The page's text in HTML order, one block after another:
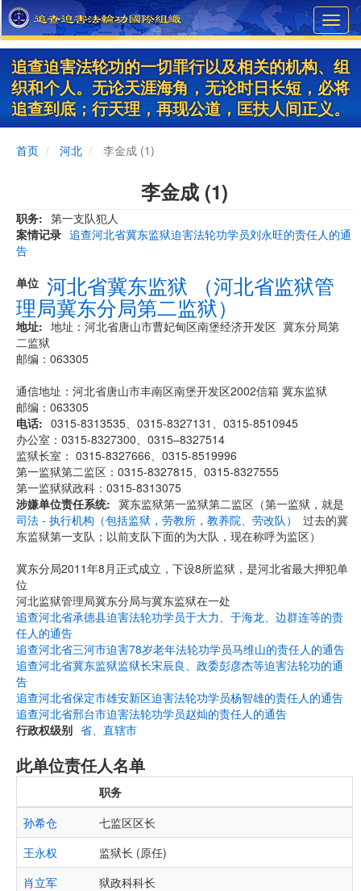
Skip
to
main
content
追查迫害法轮功的一切罪行以及相关的机构、组
织和个人。无论天涯海角，无论时日长短，必将
追查到底；行天理，再现公道，匡扶人间正义。
首页 河北 李金成 (1)
李金成 (1)
职务
第一支队犯人
案情记录 追查河北省冀东监狱迫害法轮功学员刘永旺的责任人的通
告
单位 河北省冀东监狱 （河北省监狱管
理局冀东分局第二监狱）
地址
地址：河北省唐山市曹妃甸区南堡经济开发区 冀东分局第
二监狱
邮编：063305
通信地址：河北省唐山市丰南区南堡开发区2002信箱 冀东监狱
邮编：063305
电话
0315-8313535、0315-8327131、0315-8510945
办公室：0315-8327300、0315–8327514
监狱长室： 0315-8327666、0315-8519996
第一监狱第二监区：0315-8327815、0315-8327555
第一监狱狱政科：0315-8313075
涉嫌单位责任系统
司法 - 执行机构（包括监狱，劳教所，教养院、劳改队）
冀东监狱第一监狱第二监区（第一监狱，就是
过去的冀
东监狱第一支队；以前支队下面的为大队，现在称呼为监区）
冀东分局2011年8月正式成立，下设8所监狱，是河北省最大押犯单
位
河北监狱管理局冀东分局与冀东监狱在一处
追查河北省承德县迫害法轮功学员于大力、于海龙、边群连等的责
任人的通告
追查河北省三河市迫害78岁老年法轮功学员马维山的责任人的通告
追查河北省冀东监狱监狱长宋辰良、政委彭彦杰等迫害法轮功的通
告
追查河北省保定市雄安新区迫害法轮功学员杨智雄的责任人的通告
追查河北省邢台市迫害法轮功学员赵灿的责任人的通告
行政权级别 省、直辖市
此单位责任人名单
职务
孙希仓
七监区区长
王永权
监狱长 (原任)
肖立军
狱政科科长